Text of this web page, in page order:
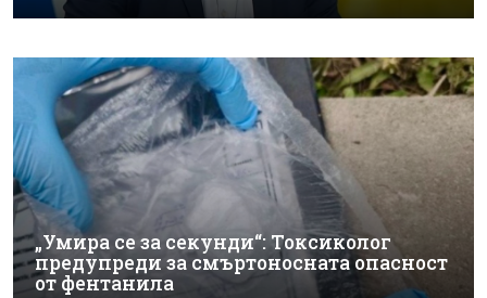
„Умира се за секунди“: Токсиколог
предупреди за смъртоносната опасност
от фентанила